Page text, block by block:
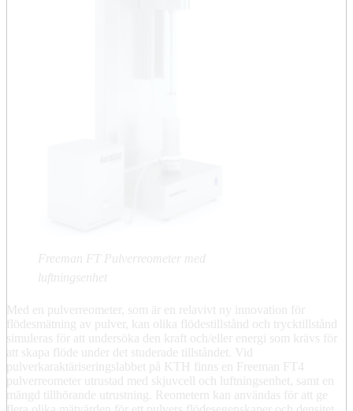
Freeman FT Pulverreometer med
luftningsenhet
Med en pulverreometer, som är en relavivt ny innovation för
flödesmätning av pulver, kan olika flödestillstånd och trycktillstånd
simuleras för att undersöka den kraft och/eller energi som krävs för
att skapa flöde under det studerade tillståndet. Vid
pulverkaraktäriseringslabbet på KTH finns en Freeman FT4
pulverreometer utrustad med skjuvcell och luftningsenhet, samt en
mängd tillhörande utrustning. Reometern kan användas för att ge